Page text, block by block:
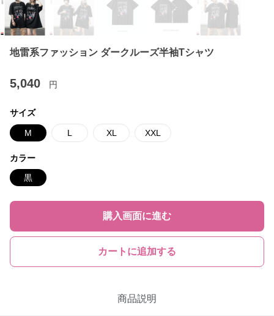
地雷系ファッション ダークルーズ半袖Tシャツ
5,040 円
サイズ
M L XL XXL
カラー
黒
購入画面に進む
カートに追加する
商品説明